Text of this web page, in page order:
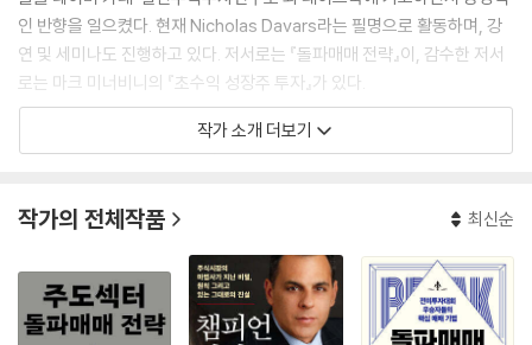
인 반향을 일으켰다. 현재 Nicholas Davars라는 필명으로 활동하며, 강
연 및 세미나도 진행하고 있다. 저서로는 『돌파매매 전략』이, 감수한 저서
로는 마크 미너비니의 『초수익 성장주 투자』가 있다.
작가 소개 더보기
작가의 전체작품 최신순